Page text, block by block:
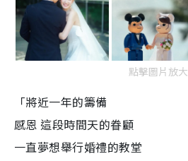
點擊圖片放大
「將近一年的籌備
感恩 這段時間天的眷顧
一直夢想舉行婚禮的教堂